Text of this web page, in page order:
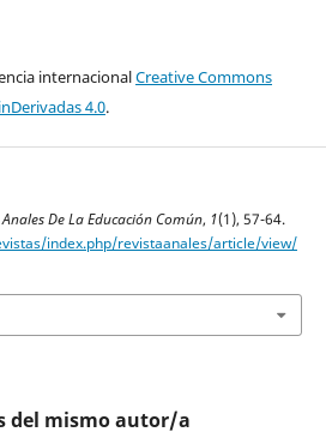
internacionalCreative Commons
4.0.
Anales De La Educación Común, 1(1), 57-64.
index.php/revistaanales/article/view/
del mismo autor/a